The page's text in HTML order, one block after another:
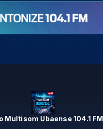
Multisom Ubaense 104.1 FM